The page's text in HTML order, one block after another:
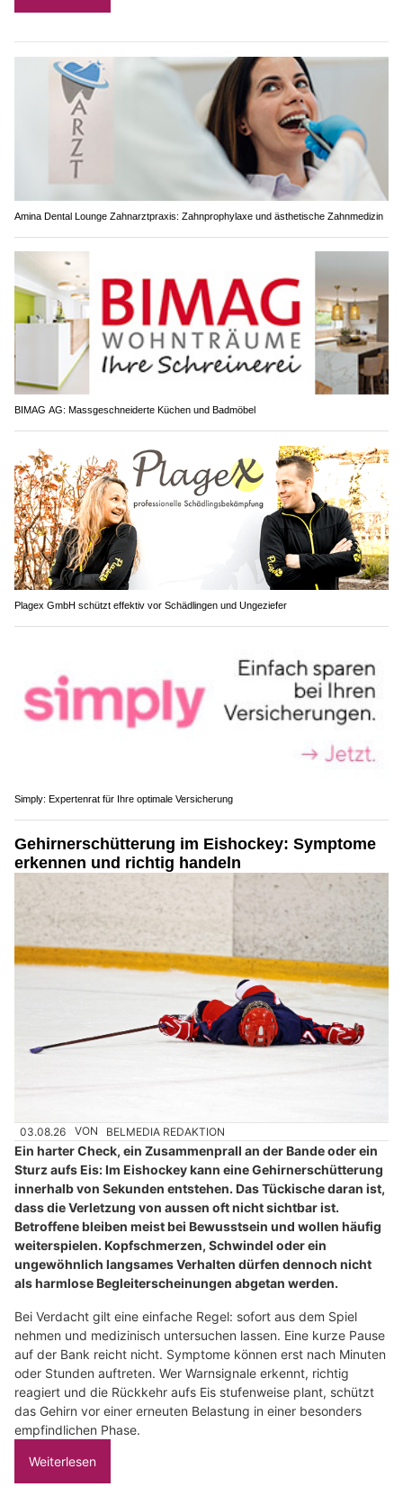
Amina Dental Lounge Zahnarztpraxis: Zahnprophylaxe und ästhetische Zahnmedizin
BIMAG AG: Massgeschneiderte Küchen und Badmöbel
Plagex GmbH schützt effektiv vor Schädlingen und Ungeziefer
Simply: Expertenrat für Ihre optimale Versicherung
Gehirnerschütterung im Eishockey: Symptome
erkennen und richtig handeln
03.08.26 VON BELMEDIA REDAKTION
Ein harter Check, ein Zusammenprall an der Bande oder ein
Sturz aufs Eis: Im Eishockey kann eine Gehirnerschütterung
innerhalb von Sekunden entstehen. Das Tückische daran ist,
dass die Verletzung von aussen oft nicht sichtbar ist.
Betroffene bleiben meist bei Bewusstsein und wollen häufig
weiterspielen. Kopfschmerzen, Schwindel oder ein
ungewöhnlich langsames Verhalten dürfen dennoch nicht
als harmlose Begleiterscheinungen abgetan werden.
Bei Verdacht gilt eine einfache Regel: sofort aus dem Spiel
nehmen und medizinisch untersuchen lassen. Eine kurze Pause
auf der Bank reicht nicht. Symptome können erst nach Minuten
oder Stunden auftreten. Wer Warnsignale erkennt, richtig
reagiert und die Rückkehr aufs Eis stufenweise plant, schützt
das Gehirn vor einer erneuten Belastung in einer besonders
empfindlichen Phase.
Weiterlesen